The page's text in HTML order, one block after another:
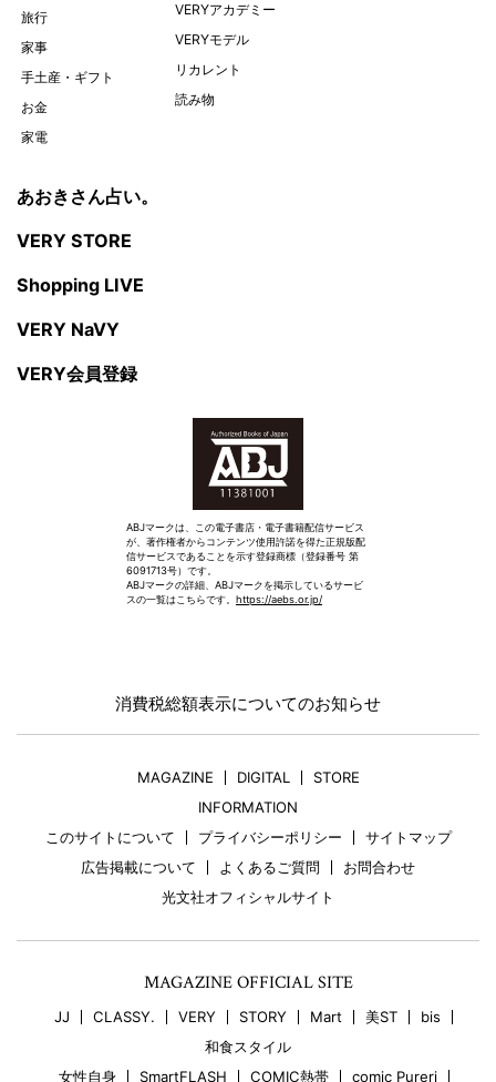
旅行
家事
手土産・ギフト
お金
家電
VERYアカデミー
VERYモデル
リカレント
読み物
あおきさん占い。
VERY STORE
Shopping LIVE
VERY NaVY
VERY会員登録
ABJマークは、この電子書店・電子書籍配信サービス
が、著作権者からコンテンツ使用許諾を得た正規版配
信サービスであることを示す登録商標（登録番号 第
6091713号）です。
ABJマークの詳細、ABJマークを掲示しているサービ
スの一覧はこちらです。 https://aebs.or.jp/
消費税総額表示についてのお知らせ
MAGAZINE DIGITAL
STORE
INFORMATION
このサイトについて
プライバシーポリシー
サイトマップ
広告掲載について
よくあるご質問
お問合わせ
光文社オフィシャルサイト
MAGAZINE OFFICIAL SITE
JJ CLASSY. VERY STORY Mart 美ST
bis
和食スタイル
女性自身
SmartFLASH COMIC熱帯 comic Pureri